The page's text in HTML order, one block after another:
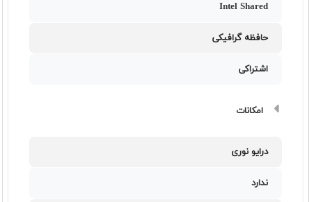
Intel Shared
حافظه گرافیکی
اشتراکی
امکانات
درایو نوری
ندارد